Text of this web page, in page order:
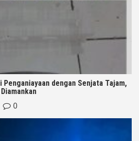
Penganiayaan dengan Senjata Tajam,
0